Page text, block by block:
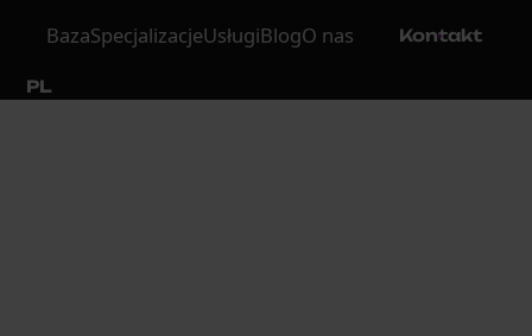
BazaSpecjalizacjeUsługiBlogO nas Kontakt
PL